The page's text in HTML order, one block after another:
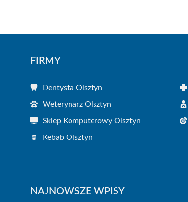
FIRMY
Dentysta Olsztyn
Weterynarz Olsztyn
Sklep Komputerowy Olsztyn
Kebab Olsztyn
NAJNOWSZE WPISY